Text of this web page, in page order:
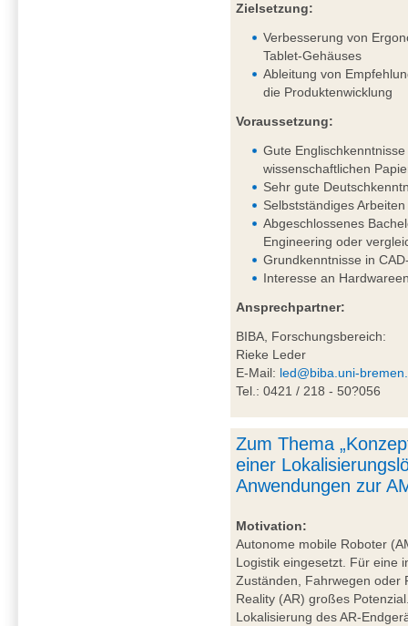
Zielsetzung:
Verbesserung von
Tablet-Gehäuses
Ableitung von
die Produktenwicklung
Voraussetzung:
Gute
wissenschaftlichen
Sehr gute
Selbstständiges
Abgeschlossenes
Engineering oder
Grundkenntnisse in
Interesse an
Ansprechpartner:
BIBA, Forschungsbereich:
Rieke Leder
E-Mail: led@biba.uni-
Tel.: 0421 / 218 - 50?056
Zum Thema
einer
Anwendungen zur
Motivation:
Autonome mobile Roboter
Logistik eingesetzt. Für eine
Zuständen, Fahrwegen oder
Reality (AR) großes
Lokalisierung des AR-